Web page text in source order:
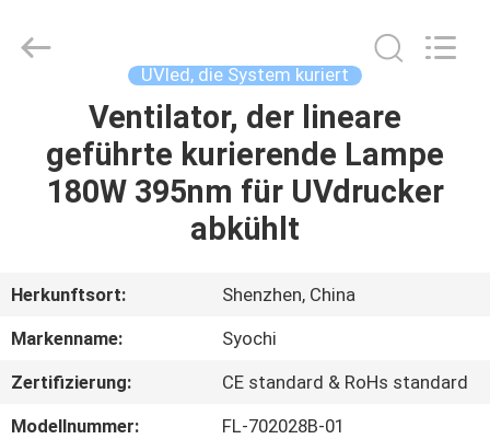
PRODUKTE
UNS
AUSFLUG
Electronics
UVled, die System kuriert
Ventilator, der lineare
geführte kurierende Lampe
180W 395nm für UVdrucker
abkühlt
Herkunftsort:
Shenzhen, China
Markenname:
Syochi
Zertifizierung:
CE standard & RoHs standard
Modellnummer:
FL-702028B-01